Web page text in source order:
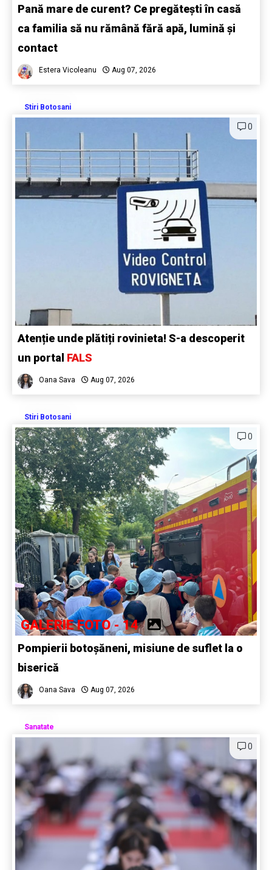
Pană mare de curent? Ce pregătești în casă
ca familia să nu rămână fără apă, lumină și
contact
Estera Vicoleanu Aug 07, 2026
Stiri Botosani
0
Atenție unde plătiți rovinieta! S-a descoperit
un portal FALS
Oana Sava Aug 07, 2026
Stiri Botosani
0
GALERIE FOTO - 14
Pompierii botoșăneni, misiune de suflet la o
biserică
Oana Sava Aug 07, 2026
Sanatate
0